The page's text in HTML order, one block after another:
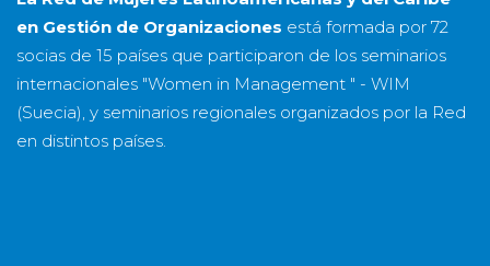
en Gestión de Organizaciones está formada por 72
socias de 15 países que participaron de los seminarios
internacionales "Women in Management " - WIM
(Suecia), y seminarios regionales organizados por la Red
en distintos países.